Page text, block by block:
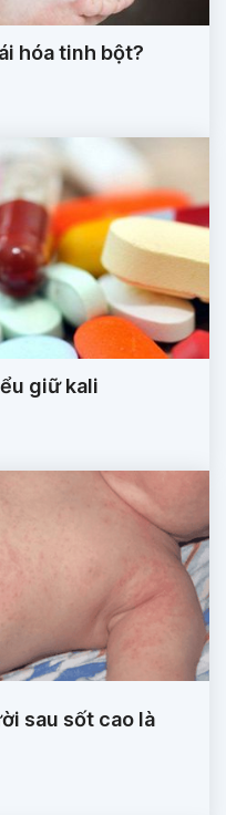
hóa tinh bột?
giữ kali
sau sốt cao là